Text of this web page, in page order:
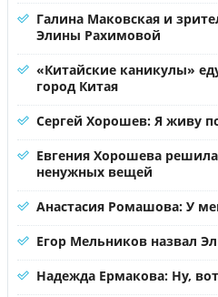
Галина Маковская и
Элины Рахимовой
«Китайские каникулы»
город Китая
Сергей Хорошев: Я живу
Евгения Хорошева
ненужных вещей
Анастасия Ромашова: У
Егор Мельников назвал
Надежда Ермакова: Ну,